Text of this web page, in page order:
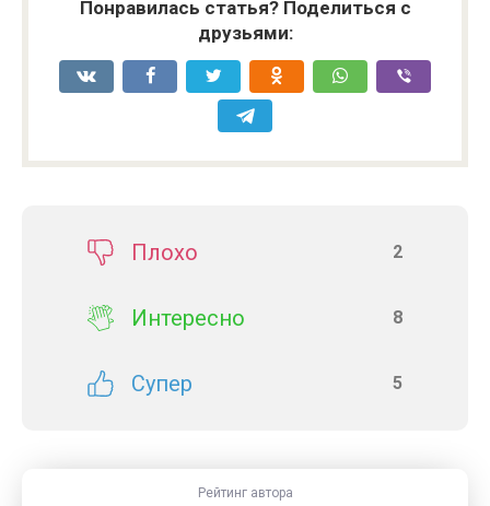
Понравилась статья? Поделиться с
друзьями:
Плохо 2
Интересно 8
Супер 5
Рейтинг автора